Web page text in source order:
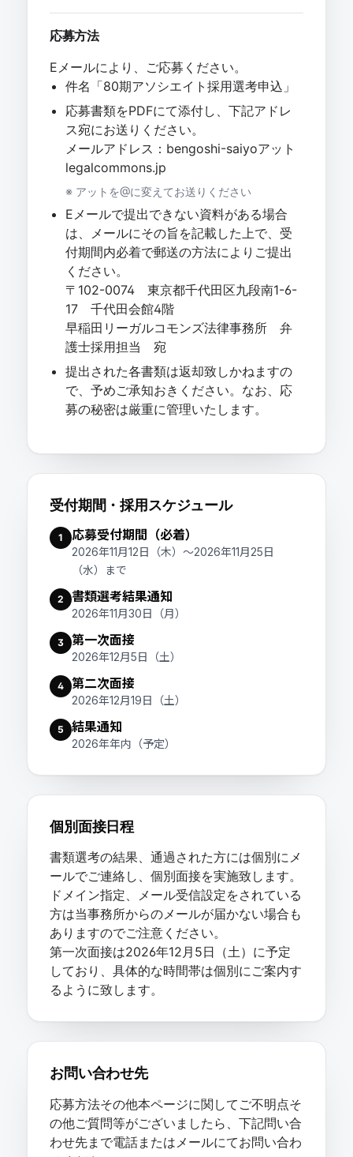
応募方法
Eメールにより、ご応募ください。
件名「80期アソシエイト採用選考申込」
応募書類をPDFにて添付し、下記アドレ
ス宛にお送りください。
メールアドレス：bengoshi-saiyoアット
legalcommons.jp
※ アットを@に変えてお送りください
Eメールで提出できない資料がある場合
は、メールにその旨を記載した上で、受
付期間内必着で郵送の方法によりご提出
ください。
〒102-0074 東京都千代田区九段南1-6-
17 千代田会館4階
早稲田リーガルコモンズ法律事務所 弁
護士採用担当 宛
提出された各書類は返却致しかねますの
で、予めご承知おきください。なお、応
募の秘密は厳重に管理いたします。
受付期間・採用スケジュール
1 応募受付期間（必着）
2026年11月12日（木）～2026年11月25日
（水）まで
2 書類選考結果通知
2026年11月30日（月）
3 第一次面接
2026年12月5日（土）
4 第二次面接
2026年12月19日（土）
5 結果通知
2026年年内（予定）
個別面接日程
書類選考の結果、通過された方には個別にメ
ールでご連絡し、個別面接を実施致します。
ドメイン指定、メール受信設定をされている
方は当事務所からのメールが届かない場合も
ありますのでご注意ください。
第一次面接は2026年12月5日（土）に予定
しており、具体的な時間帯は個別にご案内す
るように致します。
お問い合わせ先
応募方法その他本ページに関してご不明点そ
の他ご質問等がございましたら、下記問い合
わせ先まで電話またはメールにてお問い合わ